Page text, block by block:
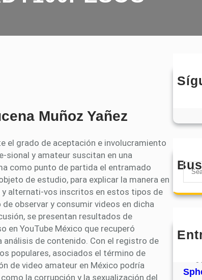
Muñoz Yañez
el grado de aceptación e involucramiento
sional y amateur suscitan en una
como punto de partida el entramado
de estudio, para explicar la manera en
alternati-vos inscritos en estos tipos de
observar y consumir videos en dicha
se presentan resultados de
en YouTube México que recuperó
de contenido. Con el registro de
populares, asociados el término de
de video amateur en México podría
la corrupción y la sexualización del
S
a
h